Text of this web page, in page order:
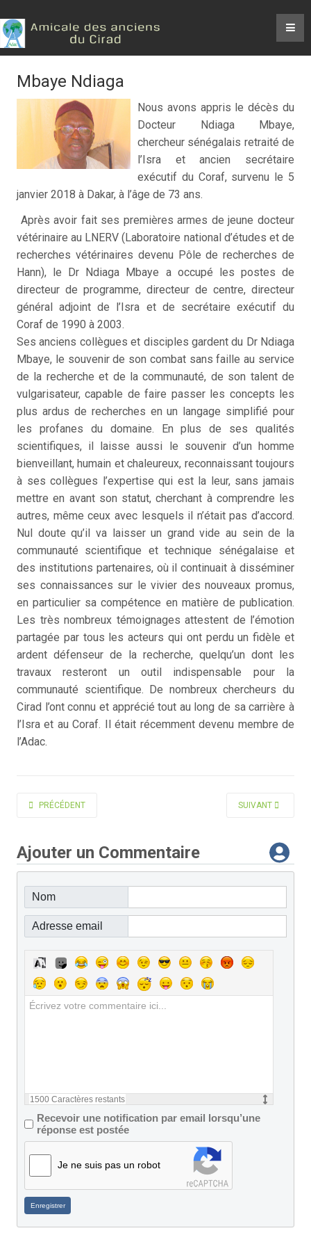
Mbaye Ndiaga
Nous avons appris le décès du
Docteur Ndiaga Mbaye,
chercheur sénégalais retraité de
l’Isra et ancien secrétaire
exécutif du Coraf, survenu le 5
janvier 2018 à Dakar, à l’âge de 73 ans.
Après avoir fait ses premières armes de jeune docteur
vétérinaire au LNERV (Laboratoire national d’études et de
recherches vétérinaires devenu Pôle de recherches de
Hann), le Dr Ndiaga Mbaye a occupé les postes de
directeur de programme, directeur de centre, directeur
général adjoint de l’Isra et de secrétaire exécutif du
Coraf de 1990 à 2003.
Ses anciens collègues et disciples gardent du Dr Ndiaga
Mbaye, le souvenir de son combat sans faille au service
de la recherche et de la communauté, de son talent de
vulgarisateur, capable de faire passer les concepts les
plus ardus de recherches en un langage simplifié pour
les profanes du domaine. En plus de ses qualités
scientifiques, il laisse aussi le souvenir d’un homme
bienveillant, humain et chaleureux, reconnaissant toujours
à ses collègues l’expertise qui est la leur, sans jamais
mettre en avant son statut, cherchant à comprendre les
autres, même ceux avec lesquels il n’était pas d’accord.
Nul doute qu’il va laisser un grand vide au sein de la
communauté scientifique et technique sénégalaise et
des institutions partenaires, où il continuait à disséminer
ses connaissances sur le vivier des nouveaux promus,
en particulier sa compétence en matière de publication.
Les très nombreux témoignages attestent de l’émotion
partagée par tous les acteurs qui ont perdu un fidèle et
ardent défenseur de la recherche, quelqu’un dont les
travaux resteront un outil indispensable pour la
communauté scientifique. De nombreux chercheurs du
Cirad l’ont connu et apprécié tout au long de sa carrière à
l’Isra et au Coraf. Il était récemment devenu membre de
l’Adac.
ARTICLE PRÉCÉDENT : LACOEUILHE JEAN-JOSEPH
PRÉCÉDENT ARTICLE SUIVANT
SUIVANT
Ajouter un Commentaire
Nom
Adresse email
1500 Caractères restants
Recevoir une notification par email lorsqu’une
réponse est postée
Je ne suis pas un robot
Enregistrer